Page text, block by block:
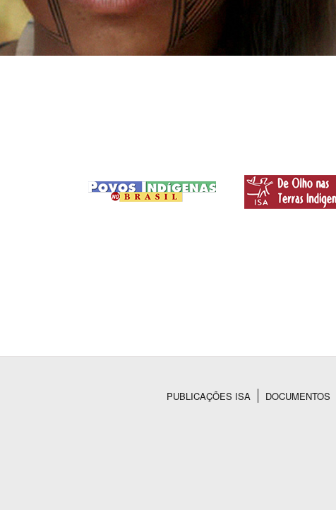
PUBLICAÇÕES ISA DOCUMENTOS